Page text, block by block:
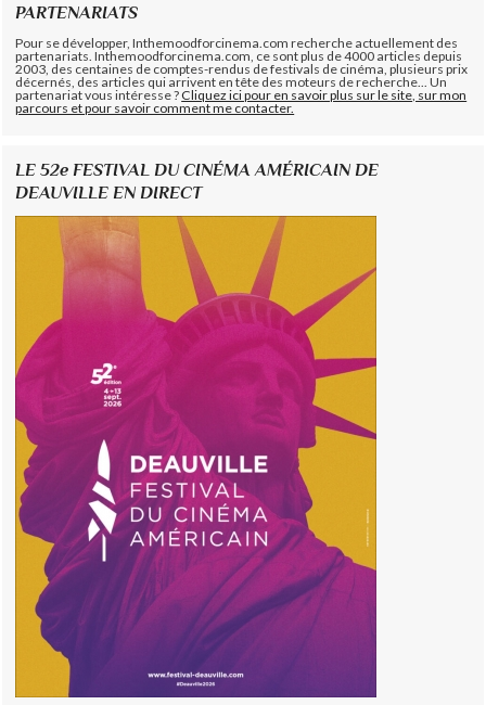
PARTENARIATS
Pour se développer, Inthemoodforcinema.com recherche actuellement des
partenariats. Inthemoodforcinema.com, ce sont plus de 4000 articles depuis
2003, des centaines de comptes-rendus de festivals de cinéma, plusieurs prix
décernés, des articles qui arrivent en tête des moteurs de recherche... Un
partenariat vous intéresse ?Cliquez ici pour en savoir plus sur le site, sur mon
parcours et pour savoir comment me contacter.
LE 52e FESTIVAL DU CINÉMA AMÉRICAIN DE
DEAUVILLE EN DIRECT